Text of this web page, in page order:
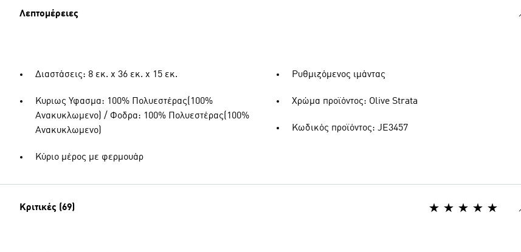
Λεπτομέρειες
Διαστάσεις: 8 εκ. x 36 εκ. x 15 εκ.
Κυριως Υφασμα: 100% Πολυεστέρας(100%
Ανακυκλωμενο) / Φοδρα: 100% Πολυεστέρας(100%
Ανακυκλωμενο)
Κύριο μέρος με φερμουάρ
Ρυθμιζόμενος ιμάντας
Χρώμα προϊόντος: Olive Strata
Κωδικός προϊόντος: JE3457
Κριτικές (69)